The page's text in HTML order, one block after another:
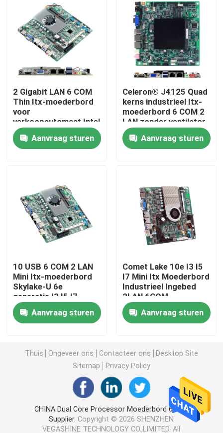
Fabrieksreis
Kwaliteitscontrole
Contacteer ons
Vraag een offerte aan
Industrieel Mini Pc
ruwe tabletpc
Firewall-pc
Minipc van OPS
dubbele lan minipc
Crypto-mining-pc
miniitxmotherboard
3,5 en 4 inch moederbord
2 Gigabit LAN 6 COM
Thin Itx-moederbord
voor
verkoopautomaat Intel
Kaby Lake 7e
generatie I3 I5 I7
Aanvraag sturen
Celeron® J4125 Quad
kerns industrieel Itx-
moederbord 6 COM 2
LAN zonder ventilator
Aanvraag sturen
10 USB 6 COM 2 LAN
Mini Itx-moederbord
Skylake-U 6e
generatie I3 I5 I7
Aanvraag sturen
Comet Lake 10e I3 I5
I7 Mini Itx Moederbord
Industrieel Ingebed
2LAN 6COM
Aanvraag sturen
Thuis Ongeveer ons Contacteer ons
Desktop Site
Sitemap
Privacy Policy
CHINA Dual Core Processor Moederbord 6Com
Supplier. Copyright © 2026 SHENZHEN
VEGASHINE TECHNOLOGY CO.,LIMITED. All